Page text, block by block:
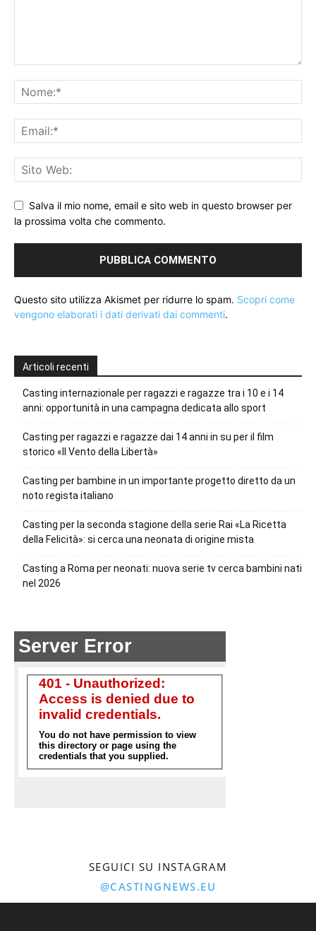
Salva il mio nome, email e sito web in questo browser per
la prossima volta che commento.
Questo sito utilizza Akismet per ridurre lo spam. Scopri come
vengono elaborati i dati derivati dai commenti.
Articoli recenti
Casting internazionale per ragazzi e ragazze tra i 10 e i 14
anni: opportunità in una campagna dedicata allo sport
Casting per ragazzi e ragazze dai 14 anni in su per il film
storico «Il Vento della Libertà»
Casting per bambine in un importante progetto diretto da un
noto regista italiano
Casting per la seconda stagione della serie Rai «La Ricetta
della Felicità»: si cerca una neonata di origine mista
Casting a Roma per neonati: nuova serie tv cerca bambini nati
nel 2026
SEGUICI SU INSTAGRAM
@CASTINGNEWS.EU